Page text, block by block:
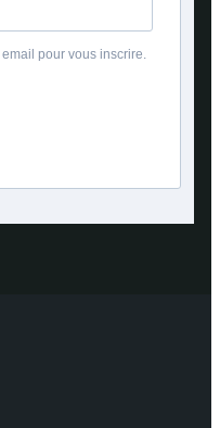
pour vous inscrire.